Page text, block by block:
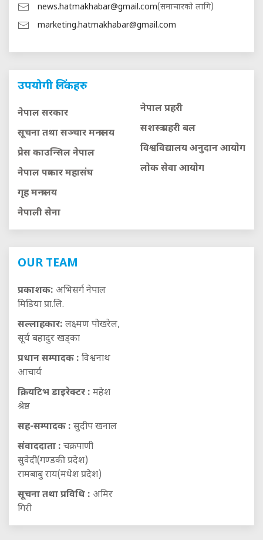
news.hatmakhabar@gmail.com(समाचारको लागि)
marketing.hatmakhabar@gmail.com
उपयोगी लिंकहरु
नेपाल सरकार
सूचना तथा सञ्चार मन्त्रालय
प्रेस काउन्सिल नेपाल
नेपाल पत्रकार महासंघ
गृह मन्त्रालय
नेपाली सेना
नेपाल प्रहरी
सशस्त्र प्रहरी बल
विश्वविद्यालय अनुदान आयाेग
लाेक सेवा आयाेग
OUR TEAM
प्रकाशक: अभिसर्ग नेपाल
मिडिया प्रा.लि.
सल्लाहकार: लक्ष्मण पोखरेल,
सूर्य बहादुर खड्का
प्रधान सम्पादक : विश्वनाथ
आचार्य
क्रियटिभ डाइरेक्टर : महेश
श्रेष्ठ
सह-सम्पादक : सुदीप खनाल
संवाददाता : चक्रपाणी
सुवेदी(गण्डकी प्रदेश)
रामबाबु राय(मधेश प्रदेश)
सूचना तथा प्रविधि : अमिर
गिरी